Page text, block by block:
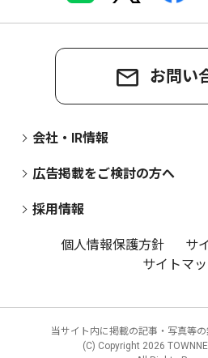
お問い
会社・IR情報
広告掲載をご検討の方へ
採用情報
個人情報保護方針
サ
サイトマ
当サイト内に掲載の記事・写真等の
(C) Copyright 2026